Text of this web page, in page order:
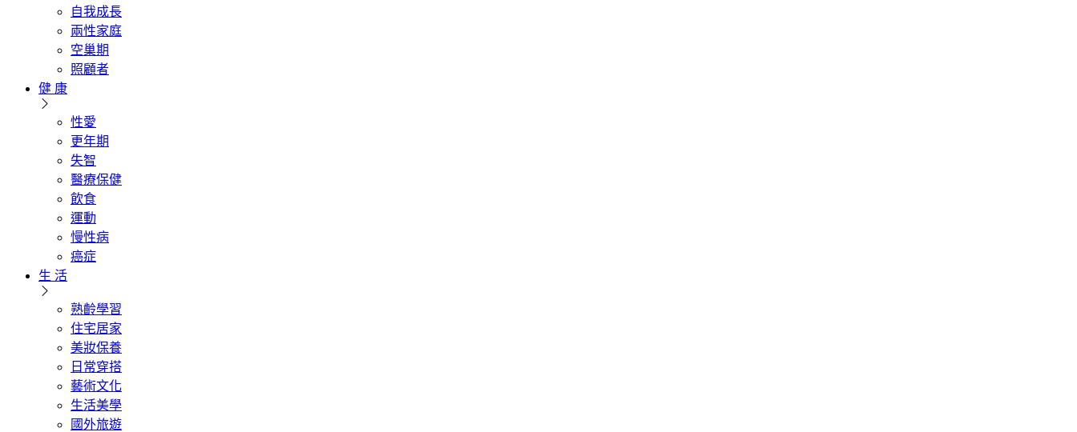
自我成長
兩性家庭
空巢期
照顧者
健 康
性愛
更年期
失智
醫療保健
飲食
運動
慢性病
癌症
生 活
熟齡學習
住宅居家
美妝保養
日常穿搭
藝術文化
生活美學
國外旅遊